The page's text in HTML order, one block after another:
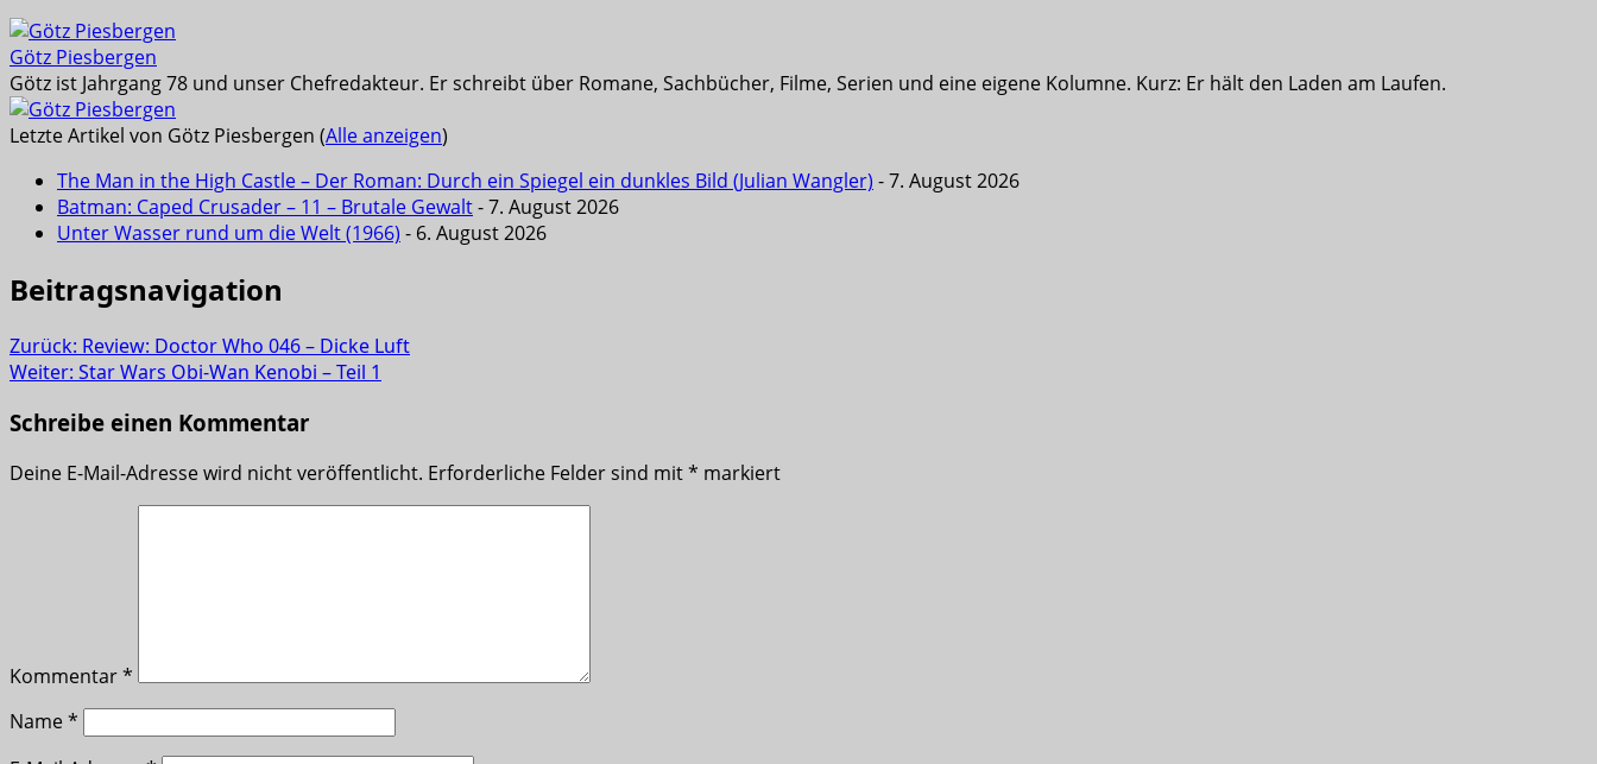
Götz Piesbergen
Götz ist Jahrgang 78 und unser Chefredakteur. Er schreibt über Romane, Sachbücher, Filme, Serien und eine eigene Kolumne. Kurz: Er hält den Laden am Laufen.
Letzte Artikel von Götz Piesbergen (Alle anzeigen)
The Man in the High Castle – Der Roman: Durch ein Spiegel ein dunkles Bild (Julian Wangler) - 7. August 2026
Batman: Caped Crusader – 11 – Brutale Gewalt- 7. August 2026
Unter Wasser rund um die Welt (1966) - 6. August 2026
Beitragsnavigation
Zurück: Review: Doctor Who 046 – Dicke Luft
Weiter: Star Wars Obi-Wan Kenobi – Teil 1
Schreibe einen Kommentar
Deine E-Mail-Adresse wird nicht veröffentlicht. Erforderliche Felder sind mit* markiert
Kommentar*
Name*